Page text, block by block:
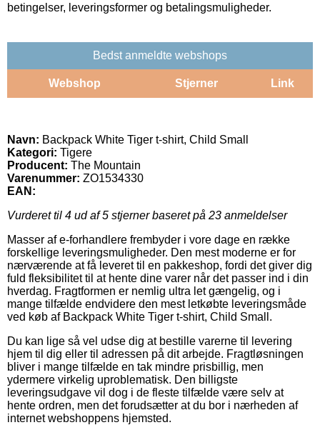
betingelser, leveringsformer og betalingsmuligheder.
Bedst anmeldte webshops
Webshop Stjerner Link
Navn: Backpack White Tiger t-shirt, Child Small
Kategori: Tigere
Producent: The Mountain
Varenummer: ZO1534330
EAN:
Vurderet til 4 ud af 5 stjerner baseret på 23 anmeldelser
Masser af e-forhandlere frembyder i vore dage en række
forskellige leveringsmuligheder. Den mest moderne er for
nærværende at få leveret til en pakkeshop, fordi det giver dig
fuld fleksibilitet til at hente dine varer når det passer ind i din
hverdag. Fragtformen er nemlig ultra let gængelig, og i
mange tilfælde endvidere den mest letkøbte leveringsmåde
ved køb af Backpack White Tiger t-shirt, Child Small.
Du kan lige så vel udse dig at bestille varerne til levering
hjem til dig eller til adressen på dit arbejde. Fragtløsningen
bliver i mange tilfælde en tak mindre prisbillig, men
ydermere virkelig uproblematisk. Den billigste
leveringsudgave vil dog i de fleste tilfælde være selv at
hente ordren, men det forudsætter at du bor i nærheden af
internet webshoppens hjemsted.